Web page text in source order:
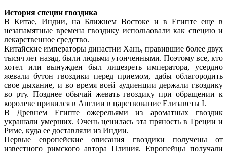
История специи гвоздика
В Китае, Индии, на Ближнем Востоке и в Египте еще в
незапамятные времена гвоздику использовали как специю и
лекарственное средство.
Китайские императоры династии Хань, правившие более двух
тысяч лет назад, были людьми утонченными. Поэтому все, кто
хотел или вынужден был лицезреть императора, усердно
жевали бутон гвоздики перед приемом, дабы облагородить
свое дыхание, и во время всей аудиенции держали гвоздику
во рту. Позднее обычай жевать гвоздику при обращении к
королеве привился в Англии в царствование Елизаветы I.
В Древнем Египте ожерельями из ароматных гвоздик
украшали умерших. Очень ценилась эта пряность в Греции и
Риме, куда ее доставляли из Индии.
Первые европейские описания гвоздики получены от
известного римского автора Плиния. Европейцы получали